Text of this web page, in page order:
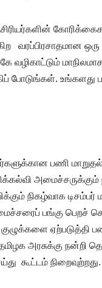
ஒரு
மாநிலமாக
போடுங்கள்.
பணி
அமைச்சருக்கும்
நிகழ்வாக டிசம்பர்
பங்கு பெறச்
குழுக்களை
அரசுக்கு நன்றி
கூட்டம் நிறைவுற்றது.